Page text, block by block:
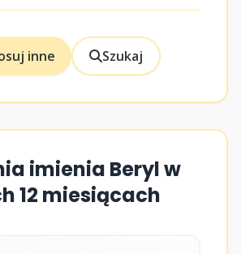
inne Szukaj
imienia Beryl w
12 miesiącach